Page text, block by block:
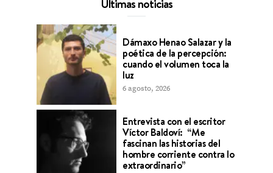
Últimas noticias
Dámaxo Henao Salazar y la
poética de la percepción:
cuando el volumen toca la
luz
6 agosto, 2026
Entrevista con el escritor
Víctor Baldoví: “Me
fascinan las historias del
hombre corriente contra lo
extraordinario”